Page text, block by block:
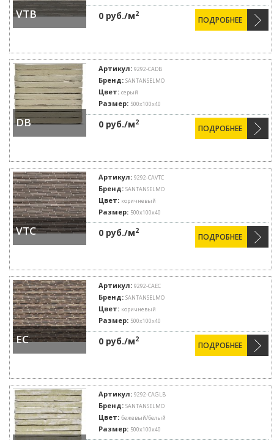
VTB 0 руб./м2
ПОДРОБНЕЕ
DB
Артикул: 9292-CADB
Бренд: SANTANSELMO
Цвет: серый
Размер: 500х100х40
0 руб./м2
ПОДРОБНЕЕ
VTC
Артикул: 9292-CAVTC
Бренд: SANTANSELMO
Цвет: коричневый
Размер: 500х100х40
0 руб./м2
ПОДРОБНЕЕ
EC
Артикул: 9292-CAEC
Бренд: SANTANSELMO
Цвет: коричневый
Размер: 500х100х40
0 руб./м2
ПОДРОБНЕЕ
Артикул: 9292-CAGLB
Бренд: SANTANSELMO
Цвет: бежевый/белый
Размер: 500х100х40